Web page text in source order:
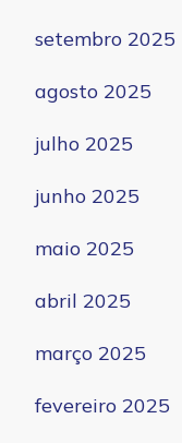
setembro 2025
agosto 2025
julho 2025
junho 2025
maio 2025
abril 2025
março 2025
fevereiro 2025